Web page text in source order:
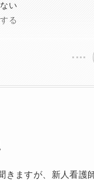
い
る
きますが、新人看